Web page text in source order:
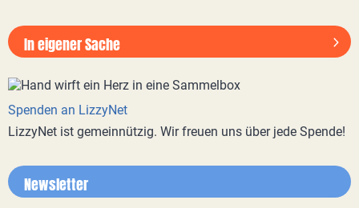
In eigener Sache
Spenden an LizzyNet
LizzyNet ist gemeinnützig. Wir freuen uns über jede Spende!
Newsletter